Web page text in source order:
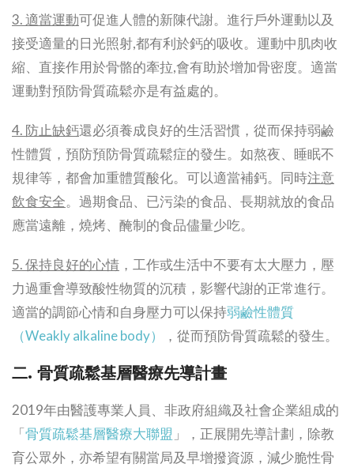
3. 適當運動可促進人體的新陳代謝。進行戶外運動以及
接受適量的日光照射,都有利於鈣的吸收。運動中肌肉收
縮、直接作用於骨骼的牽拉,會有助於增加骨密度。適當
運動對預防骨質疏鬆亦是有益處的。
4. 防止缺鈣還必須養成良好的生活習慣，從而保持弱鹼
性體質，預防預防骨質疏鬆症的發生。如熬夜、睡眠不
規律等，都會加重體質酸化。可以適當補鈣。同時注意
飲食安全。過期食品、已污染的食品、長期就放的食品
應當遠離，燒烤、醃制的食品儘量少吃。
5. 保持良好的心情 ，工作或生活中不要有太大壓力，壓
力過重會導致酸性物質的沉積，影響代謝的正常進行。
適當的調節心情和自身壓力可以保持弱鹼性體質
（Weakly alkaline body）
，從而預防骨質疏鬆的發生。
二. 骨質疏鬆基層醫療先導計畫
2019年由醫護專業人員、非政府組織及社會企業組成的
「骨質疏鬆基層醫療大聯盟 」，正展開先導計劃，除教
育公眾外，亦希望有關當局及早增撥資源，減少脆性骨